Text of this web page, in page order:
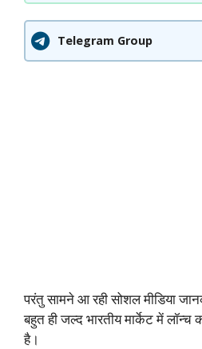
Telegram Group
परंतु सामने आ रही सोशल मीडिया
बहुत ही जल्द भारतीय मार्केट में लॉन्च
है।